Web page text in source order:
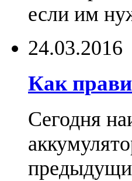
если им
24.03.2016
Как
Сегодня